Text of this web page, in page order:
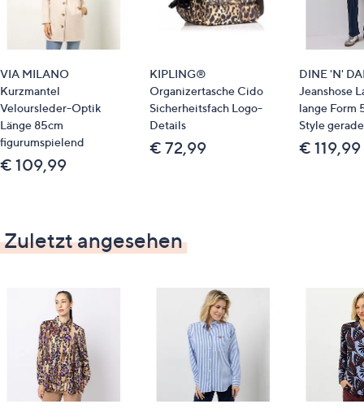
Jedes Designermodell wird einzeln bedruckt, deshalb
können sich Unregelmäßigkeiten oder weiße
Dieses Merkmal ist charakteristisch für die
hochwertigen Drucke. Verschiedene Motive werden
handgemalt und danach als Druck dupliziert. Hiermit
entsteht ein von der Designerin exklusiv entworfener
Print, der mit ihrer Signatur versehen ist.
VIA MILANO
Kurzmantel
Veloursleder-Optik
Länge 85cm
figurumspielend
€ 109,99
KIPLING®
Organizertasche Cido
Sicherheitsfach Logo-
Details
€ 72,99
DINE 'N'
Jeanshose
lange Form
Style
€ 119,99
Zuletzt angesehen